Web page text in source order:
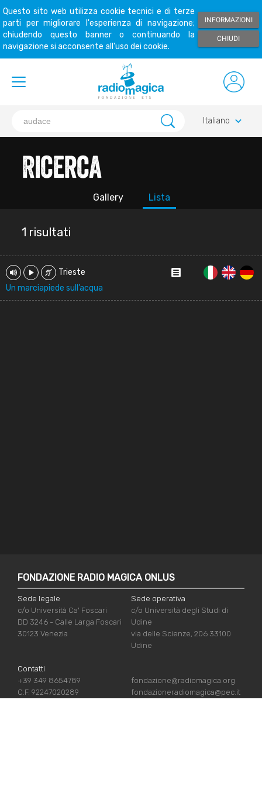
Questo sito web utilizza cookie tecnici e di terze
parti per migliorare l'esperienza di navigazione;
chiudendo questo banner o continuando la
navigazione si acconsente all'uso dei cookie.
INFORMAZIONI
CHIUDI
Italiano keyboard_arrow_down
Ricerca
Gallery Lista
1 risultati
Trieste
Un marciapiede sull’acqua
FONDAZIONE RADIO MAGICA ONLUS
Sede legale
c/o Università Ca' Foscari
DD 3246 - Calle Larga Foscari
30123 Venezia
Sede operativa
c/o Università degli Studi di
Udine
via delle Scienze, 206 33100
Udine
Contatti
+39 349 8654789
C.F. 92247020289
fondazione@radiomagica.org
fondazioneradiomagica@pec.it